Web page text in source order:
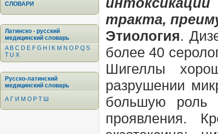
СЛОВАРИ
Латинско - русский
медицинский словарь
A B C D E F G H K M N O P Q S
T U X
Русско-латинский
медицинский словарь
А Г И М О Р Т Ш
тракта,
Этиология.
более 40
Шигеллы
разрушении
большую роль
проявления.